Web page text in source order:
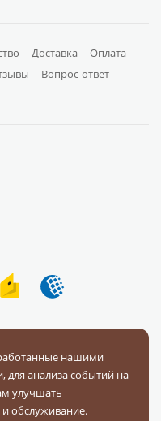
Доставка
Оплата
Вопрос-ответ
Все права
нашими
для анализа событий на
улучшать
и обслуживание.